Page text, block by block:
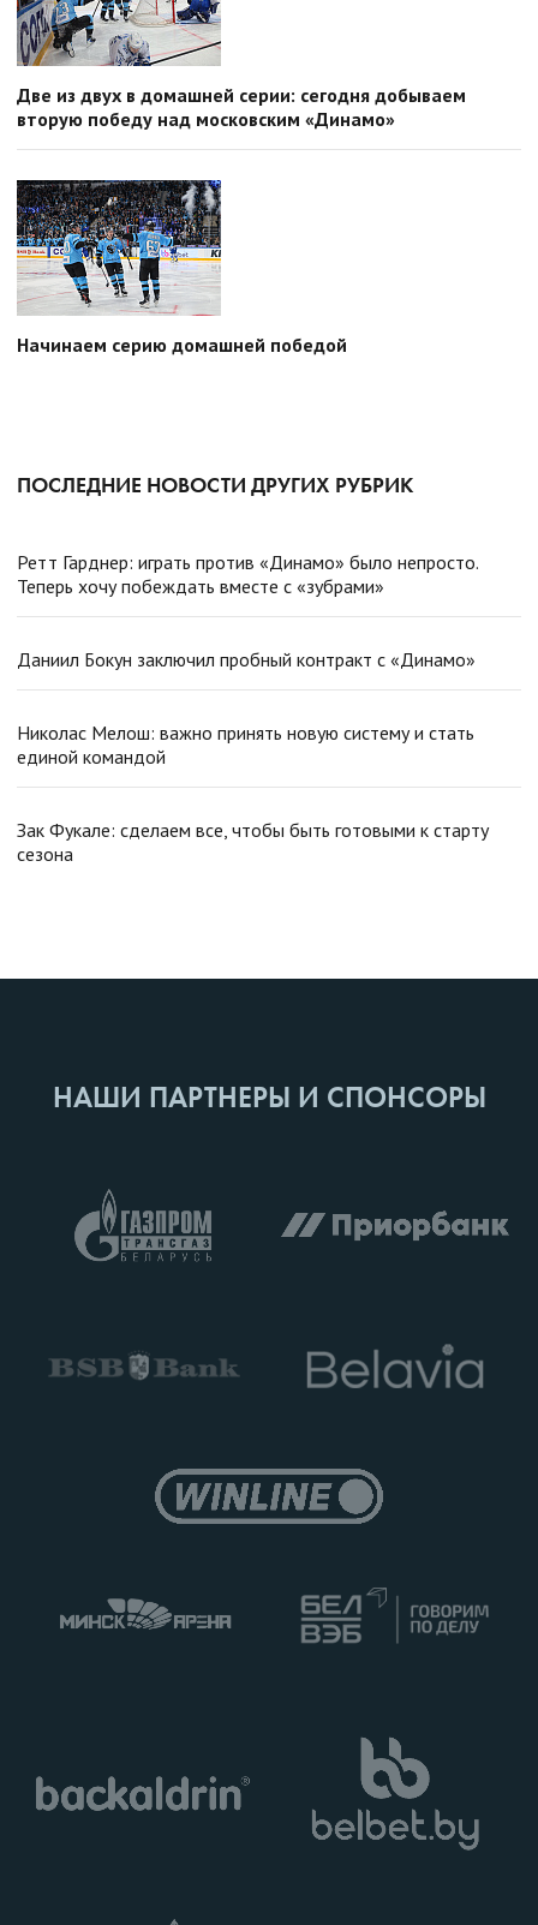
Две из двух в домашней серии: сегодня добываем
вторую победу над московским «Динамо»
Начинаем серию домашней победой
ПОСЛЕДНИЕ НОВОСТИ ДРУГИХ РУБРИК
Ретт Гарднер: играть против «Динамо» было непросто.
Теперь хочу побеждать вместе с «зубрами»
Даниил Бокун заключил пробный контракт с «Динамо»
Николас Мелош: важно принять новую систему и стать
единой командой
Зак Фукале: сделаем все, чтобы быть готовыми к старту
сезона
НАШИ ПАРТНЕРЫ И СПОНСОРЫ